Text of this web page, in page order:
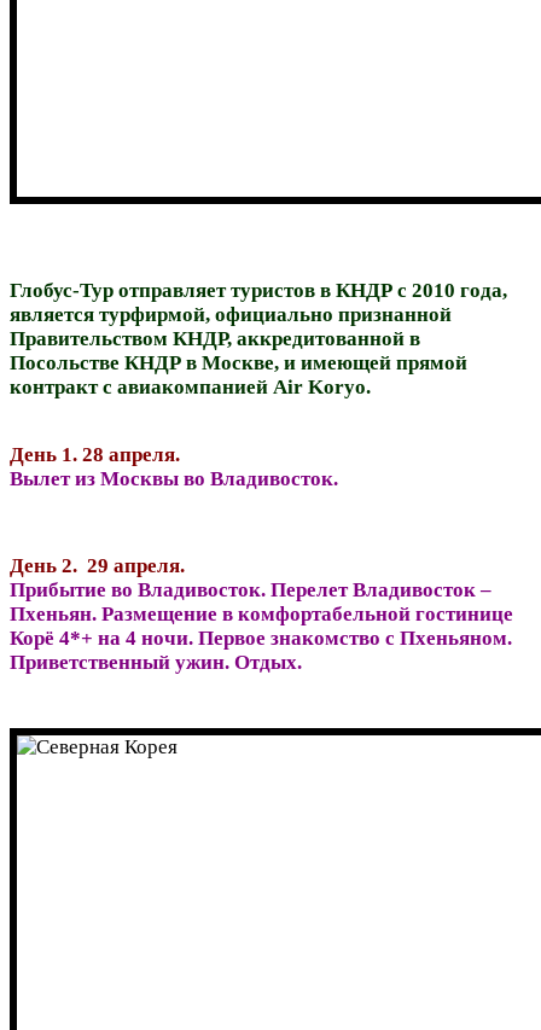
Глобус-Тур отправляет туристов в КНДР с 2010 года,
является турфирмой, официально признанной
Правительством КНДР, аккредитованной в
Посольстве КНДР в Москве, и имеющей прямой
контракт с авиакомпанией Air Koryo.
День 1. 28 апреля.
Вылет из Москвы во Владивосток.
День 2. 29 апреля.
Прибытие во Владивосток. Перелет Владивосток –
Пхеньян. Размещение в комфортабельной гостинице
Корё 4*+ на 4 ночи. Первое знакомство с Пхеньяном.
Приветственный ужин. Отдых.